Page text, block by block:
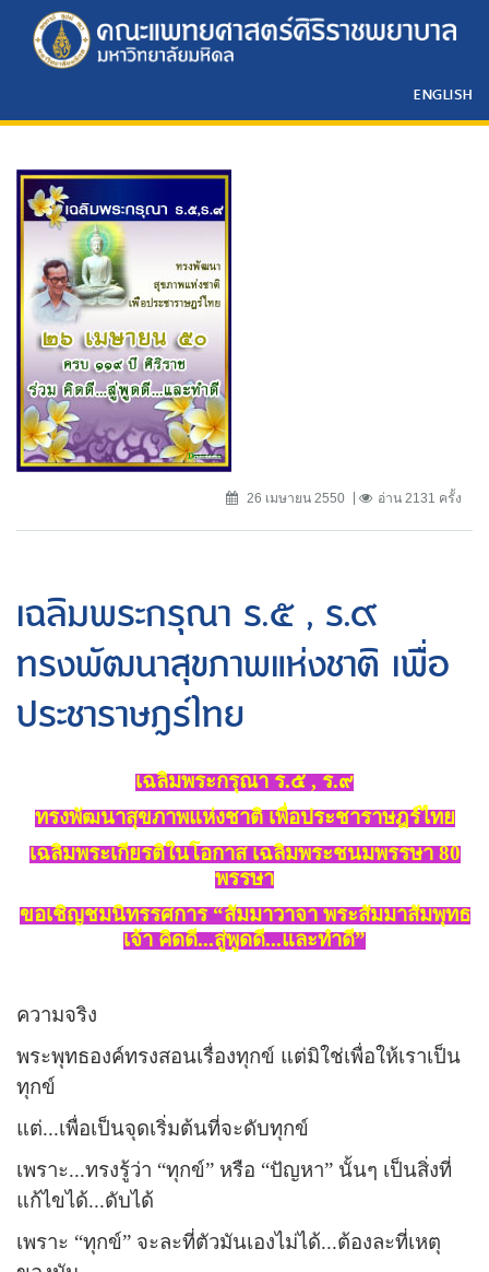
ENGLISH
26 เมษายน 2550 อ่าน 2131 ครั้ง
เฉลิมพระกรุณา ร.๕ , ร.๙
ทรงพัฒนาสุขภาพแห่งชาติ เพื่อ
ประชาราษฎร์ไทย
เฉลิมพระกรุณา ร.๕ , ร.๙
ทรงพัฒนาสุขภาพแห่งชาติ เพื่อประชาราษฎร์ไทย
เฉลิมพระเกียรติในโอกาส เฉลิมพระชนมพรรษา 80
พรรษา
ขอเชิญชมนิทรรศการ“สัมมาวาจา พระสัมมาสัมพุทธ
เจ้า คิดดี...สู่พูดดี...และทำดี”
ความจริง
พระพุทธองค์ทรงสอนเรื่องทุกข์ แต่มิใช่เพื่อให้เราเป็น
ทุกข์
แต่...เพื่อเป็นจุดเริ่มต้นที่จะดับทุกข์
เพราะ...ทรงรู้ว่า “ทุกข์” หรือ “ปัญหา” นั้นๆ เป็นสิ่งที่
แก้ไขได้...ดับได้
เพราะ “ทุกข์” จะละที่ตัวมันเองไม่ได้...ต้องละที่เหตุ